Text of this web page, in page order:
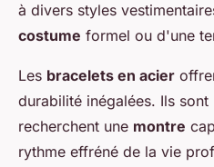
à divers styles
costume formel ou d'une
Les bracelets en acier
durabilité inégalées. Ils
recherchent une montre
rythme effréné de la vie